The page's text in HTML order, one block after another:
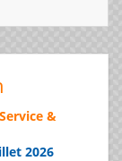
&
2026